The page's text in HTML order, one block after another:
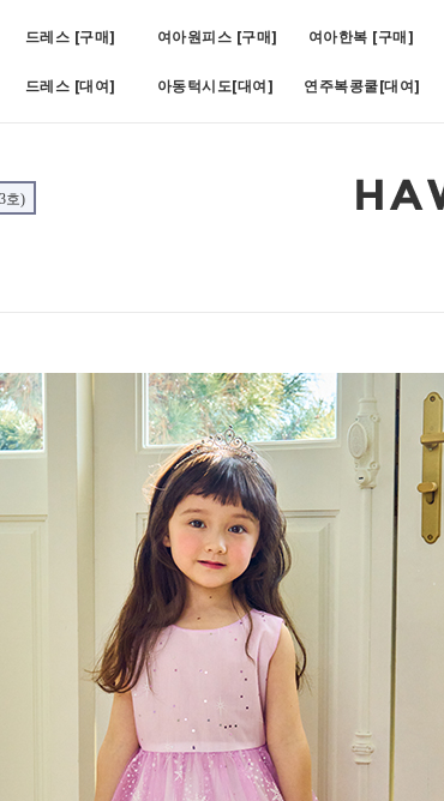
드레스 [구매] 여아원피스 [구매] 여아한복 [구매]
드레스 [대여] 아동턱시도[대여] 연주복콩쿨[대여]
[대여]BOY블랙쓰피피스(나비)(1호~19호) [대여]쥬비화이트(1호~11호)